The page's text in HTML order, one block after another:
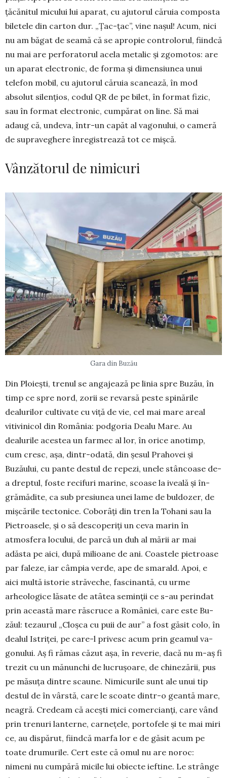
țăcănitul micului lui aparat, cu ajutorul căruia composta
biletele din carton dur. „Țac-țac”, vine nașul! Acum, nici
nu am băgat de sea­mă că se apropie controlorul, fiindcă
nu mai are perforatorul acela metalic și zgomotos: are
un apa­rat electronic, de forma și dimensiunea unui
telefon mobil, cu ajutorul căruia scanează, în mod
absolut silențios, codul QR de pe bilet, în format fizic,
sau în format electronic, cumpărat on line. Să mai
adaug că, undeva, într-un capăt al vagonului, o cameră
de supraveghere înregistrează tot ce mișcă.
Vânzătorul de nimicuri
Gara din Buzău
Din Ploiești, trenul se angajează pe linia spre Buzău, în
timp ce spre nord, zorii se revarsă peste spinările
dealurilor cultivate cu viță de vie, cel mai mare areal
vitivinicol din România: podgoria Dealu Mare. Au
dealurile acestea un farmec al lor, în orice anotimp,
cum cresc, așa, dintr-odată, din șesul Pra­hovei și
Buzăului, cu pante destul de repezi, unele stâncoase de-
a drep­tul, foste recifuri marine, scoa­se la iveală și în­
gră­mădite, ca sub pre­siunea unei lame de bul­dozer, de
mișcările tectonice. Coborâți din tren la Tohani sau la
Pie­troasele, și o să des­coperiți un ceva marin în
atmosfera locului, de parcă un duh al mării ar mai
adăsta pe aici, du­pă milioane de ani. Coastele pietroase
par faleze, iar câmpia ver­de, ape de smarald. Apoi, e
aici multă isto­rie străveche, fasci­nan­tă, cu urme
arheologice lăsate de atâtea semin­ții ce s-au perindat
prin această mare răscruce a României, care este Bu­
zăul: tezaurul „Cloș­ca cu puii de aur” a fost găsit colo, în
dealul Is­triței, pe care-l privesc acum prin geamul va­
gonului. Aș fi rămas căzut așa, în reverie, da­că nu m-aș fi
trezit cu un mănunchi de lu­crușoare, de chinezării, pus
pe măsuța dintre scaune. Nimicurile sunt ale unui tip
destul de în vârstă, care le scoate dintr-o geantă mare,
neagră. Credeam că acești mici comercianți, care vând
prin trenuri lanterne, carnețele, portofele și te mai miri
ce, au dispărut, fiindcă marfa lor e de găsit acum pe
toate drumurile. Cert este că omul nu are noroc:
nimeni nu cumpără micile lui obiecte ieftine. Le strânge